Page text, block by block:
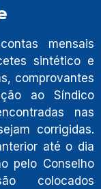
mensais
sintético e
comprovantes
ao Síndico
nas
corrigidas.
até o dia
pelo Conselho
colocados